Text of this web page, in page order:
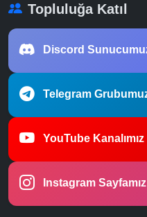
Topluluğa Katıl
Discord
Telegram
YouTube Kanalımız
Instagram Sayfamız